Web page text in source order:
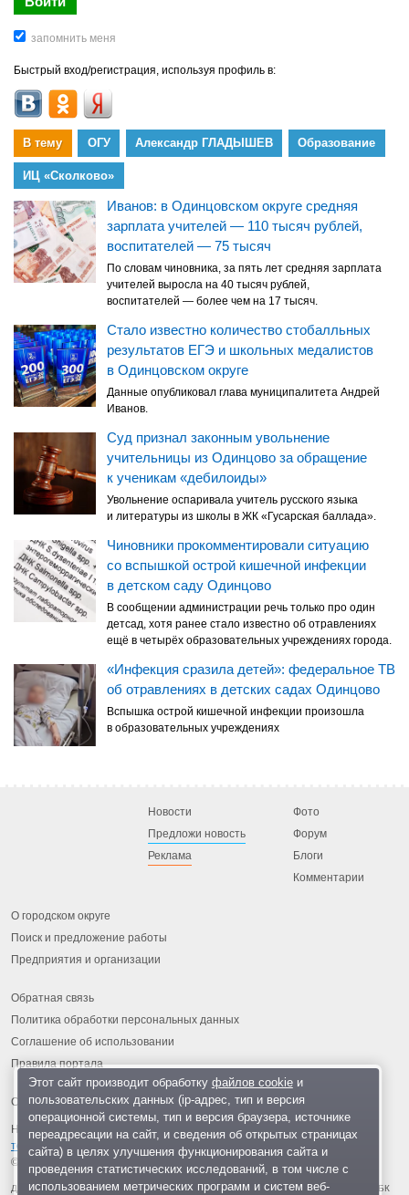
Быстрый вход/регистрация, используя профиль в:
В тему ОГУ Александр ГЛАДЫШЕВ Образование
ИЦ «Сколково»
Иванов: в Одинцовском округе средняя
зарплата учителей — 110 тысяч рублей,
воспитателей — 75 тысяч
По словам чиновника, за пять лет средняя зарплата
учителей выросла на 40 тысяч рублей,
воспитателей — более чем на 17 тысяч.
Стало известно количество стобалльных
результатов ЕГЭ и школьных медалистов
в Одинцовском округе
Данные опубликовал глава муниципалитета Андрей
Иванов.
Суд признал законным увольнение
учительницы из Одинцово за обращение
к ученикам «дебилоиды»
Увольнение оспаривала учитель русского языка
и литературы из школы в ЖК «Гусарская баллада».
Чиновники прокомментировали ситуацию
со вспышкой острой кишечной инфекции
в детском саду Одинцово
В сообщении администрации речь только про один
детсад, хотя ранее стало известно об отравлениях
ещё в четырёх образовательных учреждениях города.
«Инфекция сразила детей»: федеральное ТВ
об отравлениях в детских садах Одинцово
Вспышка острой кишечной инфекции произошла
в образовательных учреждениях
Новости
Предложи новость
Реклама
Фото
Форум
Блоги
Комментарии
О городском округе
Поиск и предложение работы
Предприятия и организации
Обратная связь
Политика обработки персональных данных
Соглашение об использовании
Правила портала
На информационном ресурсе применяются рекомендательные
технологии
© 2013-2026 «ОИНФО»,
сделано в Одинцово
Для читателей: В России признаны экстремистскими и запрещены организации ФБК
Этот сайт производит обработку файлов cookieи
пользовательских данных (ip-адрес, тип и версия
операционной системы, тип и версия браузера, источнике
переадресации на сайт, и сведения об открытых страницах
сайта) в целях улучшения функционирования сайта и
проведения статистических исследований, в том числе с
использованием метрических программ и систем веб-